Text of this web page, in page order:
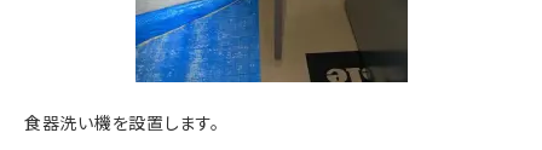
食器洗い機を設置します。